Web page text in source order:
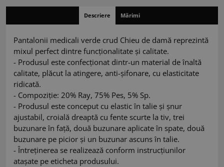
Descriere Mărimi
Pantalonii medicali verde crud Chieu de damă reprezintă
mixul perfect dintre funcționalitate și calitate.
- Produsul este confecționat dintr-un material de înaltă
calitate, plăcut la atingere, anti-șifonare, cu elasticitate
ridicată.
- Compoziție: 20% Ray, 75% Pes, 5% Sp.
- Produsul este conceput cu elastic în talie și șnur
ajustabil, croială dreaptă cu fente scurte la tiv, trei
buzunare în față, două buzunare aplicate în spate, două
buzunare pe picior și un buzunar ascuns în talie.
- Întreținerea se realizează conform instrucțiunilor
atașate pe eticheta produsului.